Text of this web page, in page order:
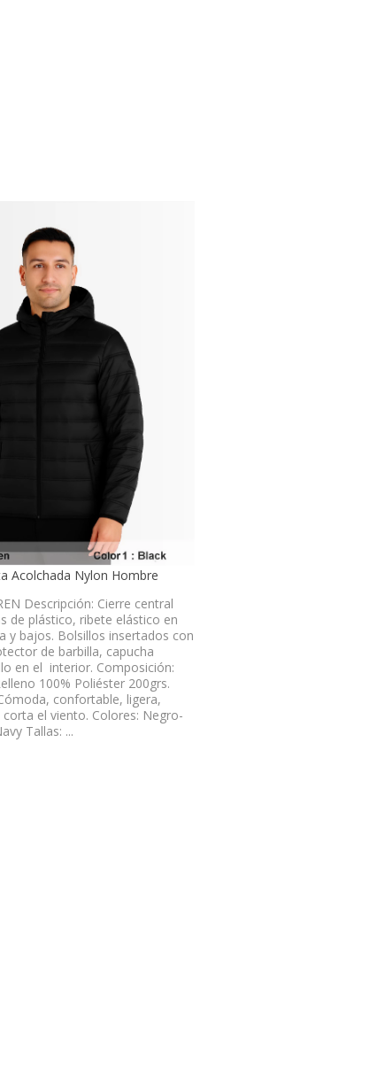
Acolchada Nylon Hombre
Descripción: Cierre central
de plástico, ribete elástico en
y bajos. Bolsillos insertados con
de barbilla, capucha
en el interior. Composición:
100% Poliéster 200grs.
confortable, ligera,
corta el viento. Colores: Negro-
Tallas: ...